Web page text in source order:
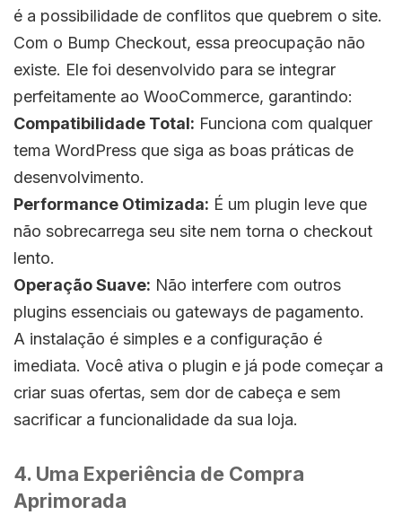
é a possibilidade de conflitos que quebrem o site.
Com o Bump Checkout, essa preocupação não
existe. Ele foi desenvolvido para se integrar
perfeitamente ao WooCommerce, garantindo:
Compatibilidade Total: Funciona com qualquer
tema WordPress que siga as boas práticas de
desenvolvimento.
Performance Otimizada: É um plugin leve que
não sobrecarrega seu site nem torna o checkout
lento.
Operação Suave: Não interfere com outros
plugins essenciais ou gateways de pagamento.
A instalação é simples e a configuração é
imediata. Você ativa o plugin e já pode começar a
criar suas ofertas, sem dor de cabeça e sem
sacrificar a funcionalidade da sua loja.
4. Uma Experiência de Compra
Aprimorada